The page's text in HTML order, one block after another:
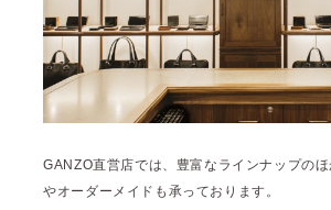
GANZO直営店では、豊富なラインナップの
やオーダーメイドも承っております。